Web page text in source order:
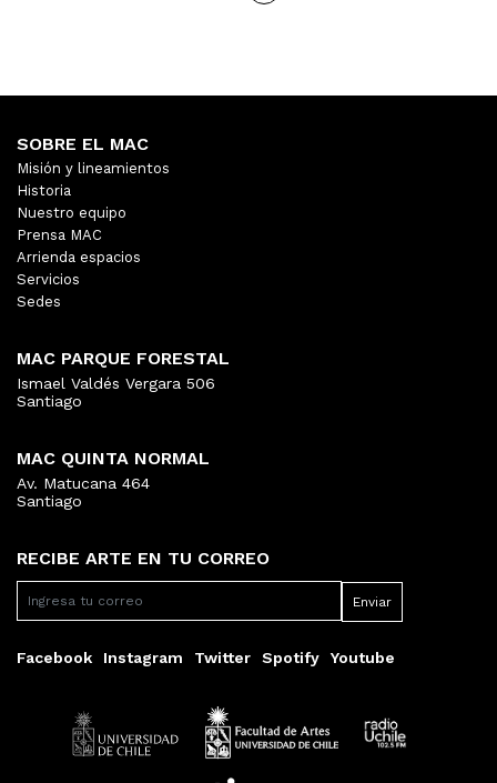
RECIBE ARTE EN TU CORREO
Facebook Instagram Twitter Spotify Youtube
SOBRE EL MAC
Misión y lineamientos
Historia
Nuestro equipo
Prensa MAC
Arrienda espacios
Servicios
Sedes
MAC PARQUE FORESTAL
Ismael Valdés Vergara 506
Santiago
MAC QUINTA NORMAL
Av. Matucana 464
Santiago